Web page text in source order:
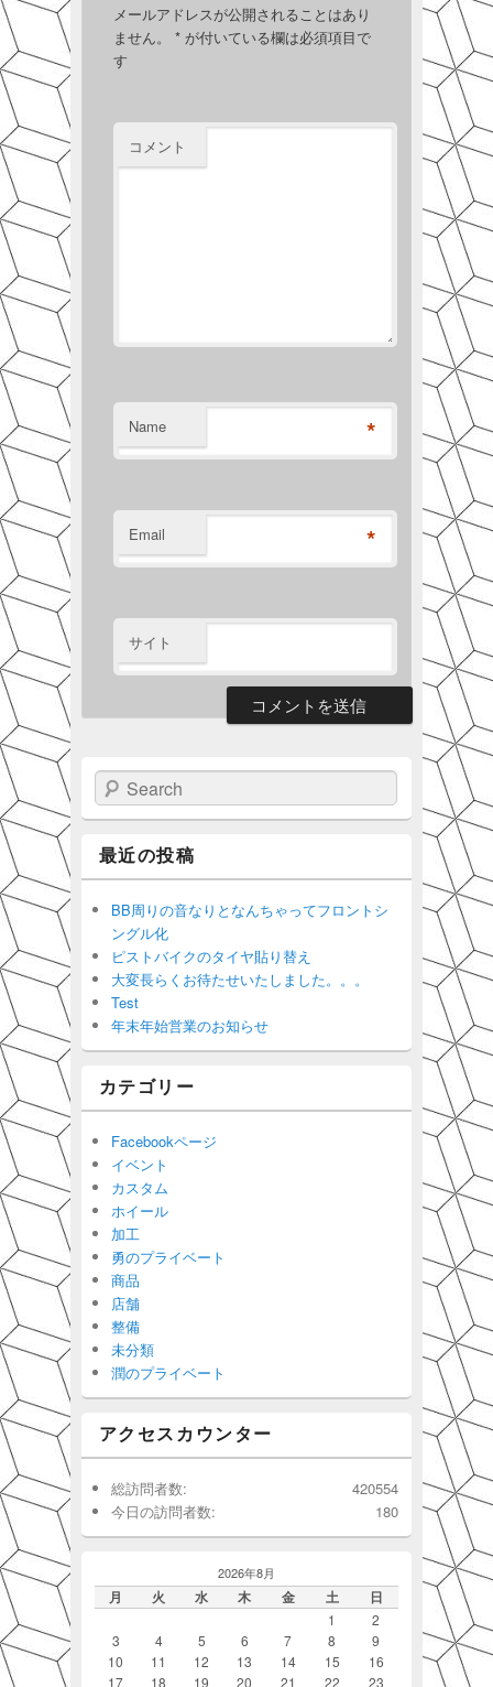
メールアドレスが公開されることはあり
ません。
*が付いている欄は必須項目で
す
コメント
Name *
Email *
サイト
Search
最近の投稿
BB周りの音なりとなんちゃってフロントシ
ングル化
ピストバイクのタイヤ貼り替え
大変長らくお待たせいたしました。。。
Test
年末年始営業のお知らせ
カテゴリー
Facebookページ
イベント
カスタム
ホイール
加工
勇のプライベート
商品
店舗
整備
未分類
潤のプライベート
アクセスカウンター
420554
総訪問者数:
180
今日の訪問者数:
2026年8月
月 火 水 木 金 土 日
1
2
3
4 5 6 7 8
9
10
11 12 13 14 15
16
17
18 19 20 21 22 23